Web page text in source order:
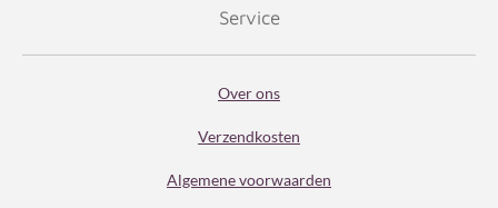
Service
Over ons
Verzendkosten
Algemene voorwaarden